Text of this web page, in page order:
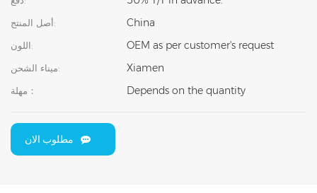
أصل المنتج: China
اللون: OEM as per customer's request
ميناء الشحن: Xiamen
مهلة： Depends on the quantity
مطلوب الان